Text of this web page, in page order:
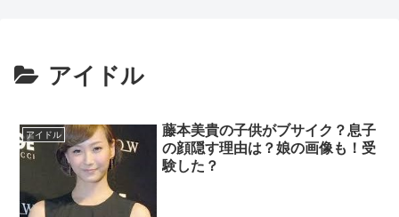
アイドル
アイドル
藤本美貴の子供がブサイク？息子
の顔隠す理由は？娘の画像も！受
験した？